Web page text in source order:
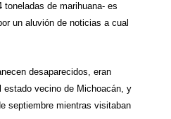
toneladas de marihuana- es
un aluvión de noticias a cual
desaparecidos, eran
estado vecino de Michoacán, y
septiembre mientras visitaban